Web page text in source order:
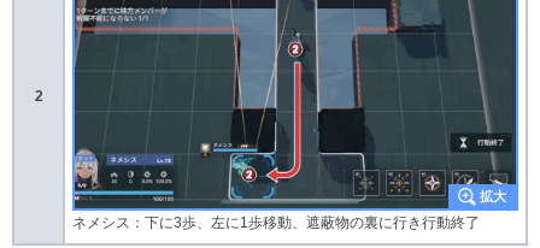
2
ネメシス：下に3歩、左に1歩移動、遮蔽物の裏に行き行動終了